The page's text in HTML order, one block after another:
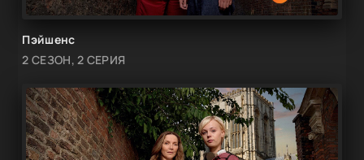
Пэйшенс
2 СЕЗОН, 2 СЕРИЯ